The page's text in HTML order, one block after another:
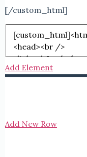
[/custom_html]
Add Element
Add New Row